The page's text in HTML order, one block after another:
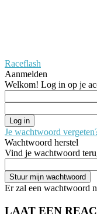
Raceflash
Aanmelden
Welkom! Log in op je
Je wachtwoord
Wachtwoord herstel
Vind je wachtwoord
Er zal een wachtwoord
LAAT EEN